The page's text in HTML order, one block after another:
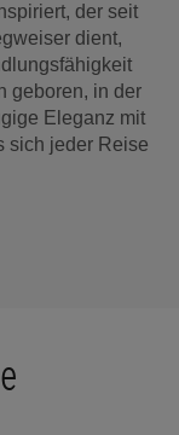
der seit
dient,
geboren, in der
Eleganz mit
sich jeder Reise